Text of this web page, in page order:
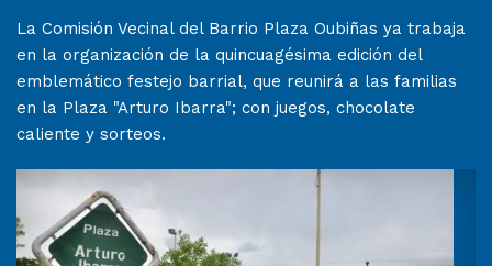
La Comisión Vecinal del Barrio Plaza Oubiñas ya trabaja
en la organización de la quincuagésima edición del
emblemático festejo barrial, que reunirá a las familias
en la Plaza "Arturo Ibarra"; con juegos, chocolate
caliente y sorteos.